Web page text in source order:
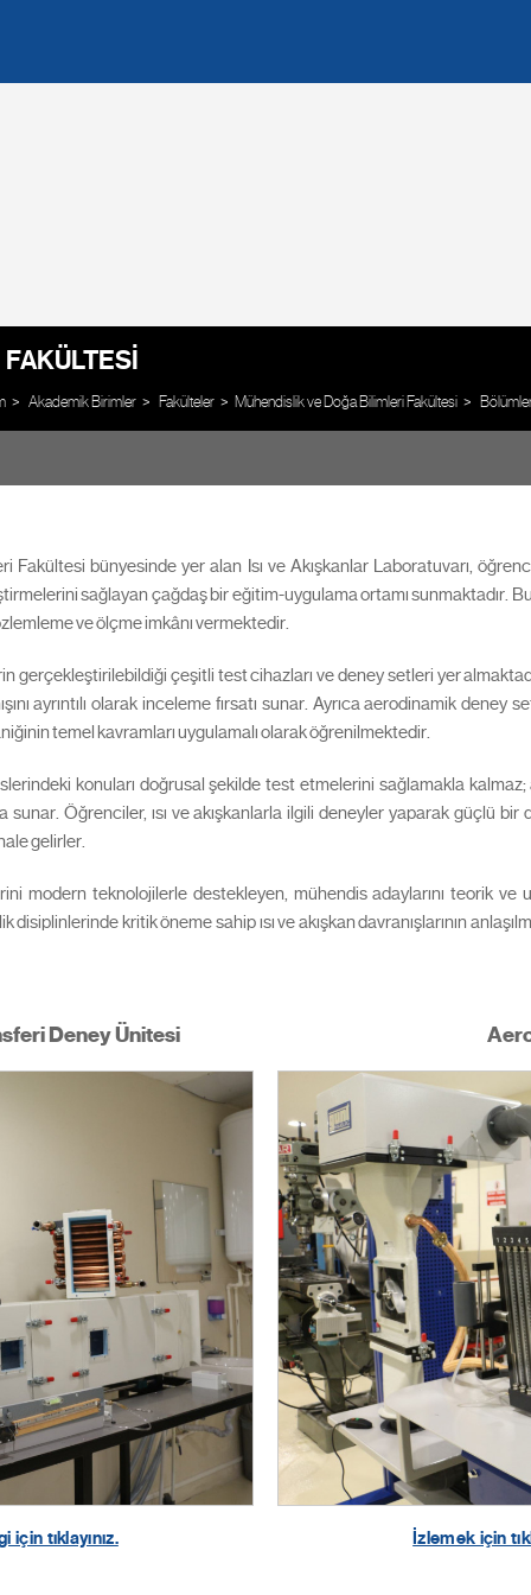
Akademik Birimler Fakülteler Mühendislik ve Doğa Bilimleri Fakültesi
bünyesinde yer alan Isı ve Akışkanlar Laboratuvarı,
sağlayan çağdaş bir eğitim-uygulama ortamı sunmaktadır.
ve ölçme imkânı vermektedir.
gerçekleştirilebildiği çeşitli test cihazları ve deney setleri yer
ayrıntılı olarak inceleme fırsatı sunar. Ayrıca aerodinamik
temel kavramları uygulamalı olarak öğrenilmektedir.
konuları doğrusal şekilde test etmelerini sağlamakla kalmaz;
Öğrenciler, ısı ve akışkanlarla ilgili deneyler yaparak güçlü bir
gelirler.
modern teknolojilerle destekleyen, mühendis adaylarını teorik ve
disiplinlerinde kritik öneme sahip ısı ve akışkan davranışlarının
Deney Ünitesi
için tıklayınız. İzlemek için